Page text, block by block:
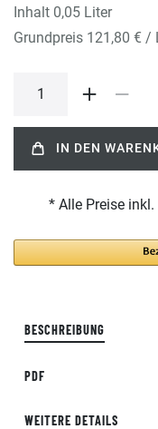
Inhalt 0,05 Liter
Grundpreis 121,80 € /
IN DEN
* Alle Preise
BESCHREIBUNG
PDF
WEITERE DETAILS